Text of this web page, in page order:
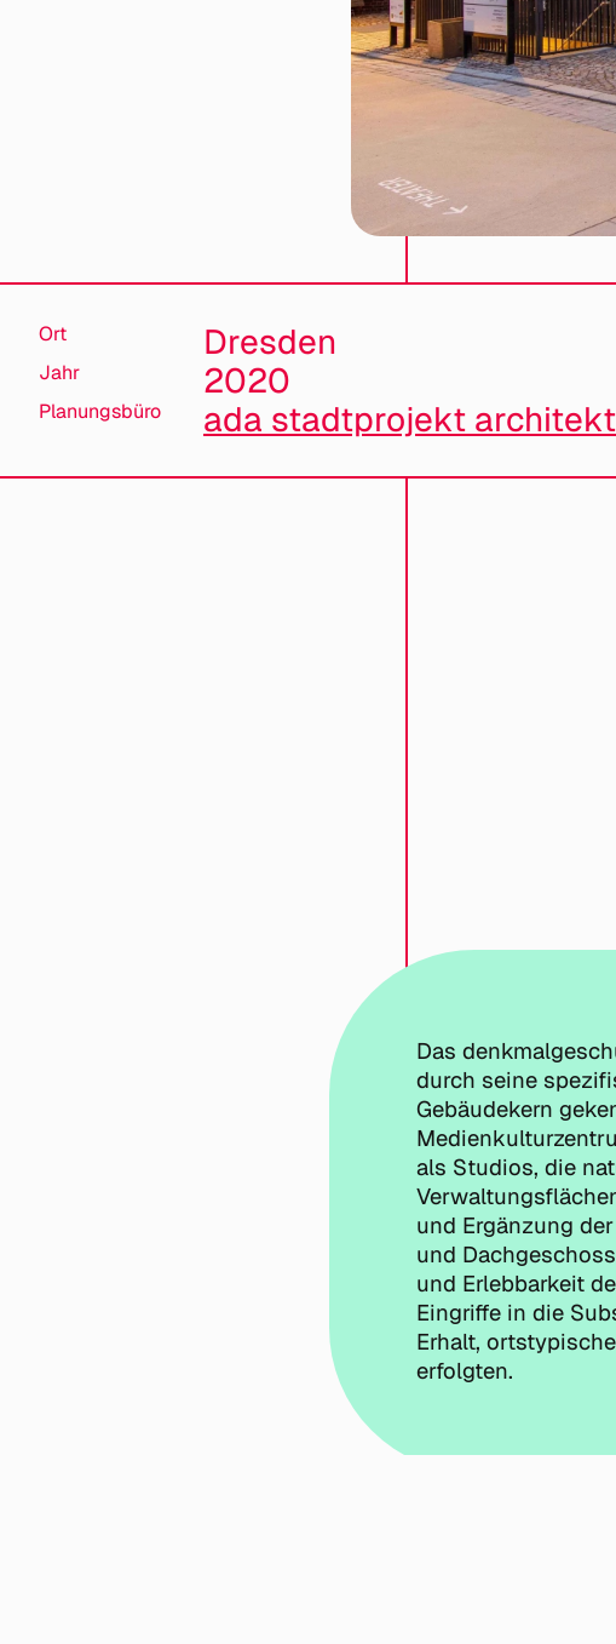
Ort Dresden
Jahr 2020
Planungsbüro ada stadtprojekt
Das
durch seine
Gebäudekern
als Studios, die
und Ergänzung
und
und Erlebbarkeit
Eingriffe in die
Erhalt,
erfolgten.